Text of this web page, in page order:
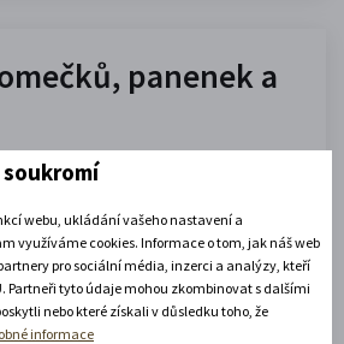
panenek a
do 31. 8. 2026)
dobu
Zjistěte více
soukromí
webu, ukládání vašeho nastavení a
využíváme cookies. Informace o tom, jak náš web
pro sociální média, inzerci a analýzy, kteří
Partneři tyto údaje mohou zkombinovat s dalšími
nebo které získali v důsledku toho, že
informace